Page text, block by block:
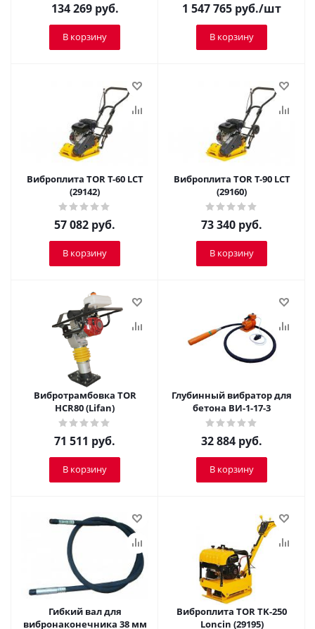
134 269руб.
В корзину
1 547 765 руб./шт
В корзину
Виброплита TOR T-60 LCT
(29142)
57 082 руб.
В корзину
Виброплита TOR T-90 LCT
(29160)
73 340 руб.
В корзину
Вибротрамбовка TOR
HCR80 (Lifan)
71 511 руб.
В корзину
Глубинный вибратор для
бетона ВИ-1-17-3
32 884 руб.
В корзину
Гибкий вал для
вибронаконечника 38 мм
Виброплита TOR TK-250
Loncin (29195)